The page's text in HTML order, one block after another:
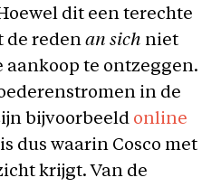
dit een terechte
de reden an sich niet
aankoop te ontzeggen.
in de
bijvoorbeeld online
dus waarin Cosco met
krijgt. Van de